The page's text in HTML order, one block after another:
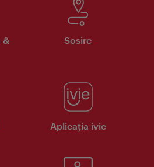
&
Sosire
Aplicaţia ivie